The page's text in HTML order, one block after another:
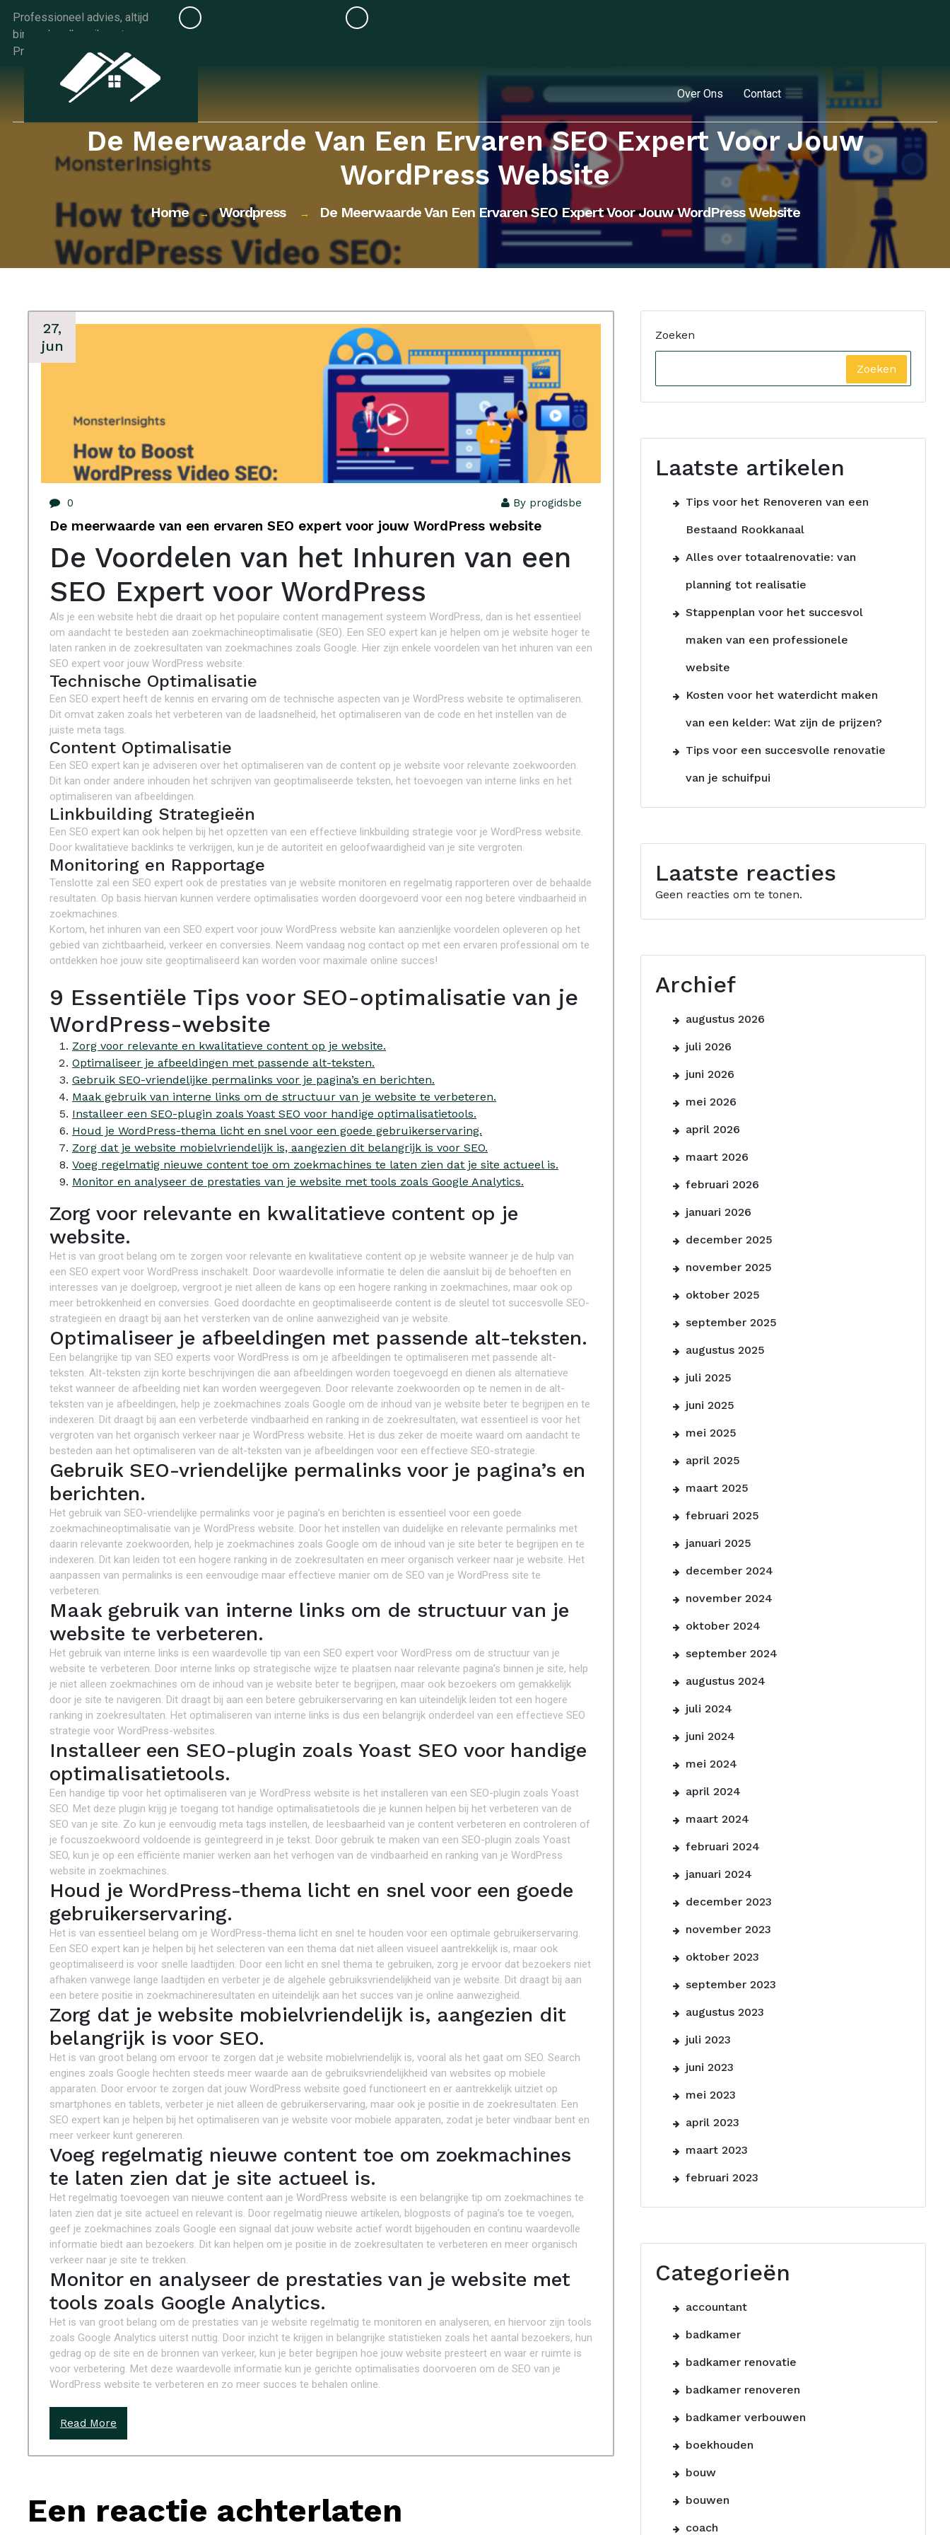
content
Professioneel advies, altijd
binnen handbereik met
Progids.be
Over Ons Contact
De Meerwaarde Van Een Ervaren SEO Expert Voor Jouw
WordPress Website
Home → Wordpress → De Meerwaarde Van Een Ervaren SEO Expert Voor Jouw WordPress Website
27,
jun
0 By progidsbe
De meerwaarde van een ervaren SEO expert voor jouw WordPress website
De Voordelen van het Inhuren van een
SEO Expert voor WordPress
Als je een website hebt die draait op het populaire content management systeem WordPress, dan is het essentieel
om aandacht te besteden aan zoekmachineoptimalisatie (SEO). Een SEO expert kan je helpen om je website hoger te
laten ranken in de zoekresultaten van zoekmachines zoals Google. Hier zijn enkele voordelen van het inhuren van een
SEO expert voor jouw WordPress website:
Technische Optimalisatie
Een SEO expert heeft de kennis en ervaring om de technische aspecten van je WordPress website te optimaliseren.
Dit omvat zaken zoals het verbeteren van de laadsnelheid, het optimaliseren van de code en het instellen van de
juiste meta tags.
Content Optimalisatie
Een SEO expert kan je adviseren over het optimaliseren van de content op je website voor relevante zoekwoorden.
Dit kan onder andere inhouden het schrijven van geoptimaliseerde teksten, het toevoegen van interne links en het
optimaliseren van afbeeldingen.
Linkbuilding Strategieën
Een SEO expert kan ook helpen bij het opzetten van een effectieve linkbuilding strategie voor je WordPress website.
Door kwalitatieve backlinks te verkrijgen, kun je de autoriteit en geloofwaardigheid van je site vergroten.
Monitoring en Rapportage
Tenslotte zal een SEO expert ook de prestaties van je website monitoren en regelmatig rapporteren over de behaalde
resultaten. Op basis hiervan kunnen verdere optimalisaties worden doorgevoerd voor een nog betere vindbaarheid in
zoekmachines.
Kortom, het inhuren van een SEO expert voor jouw WordPress website kan aanzienlijke voordelen opleveren op het
gebied van zichtbaarheid, verkeer en conversies. Neem vandaag nog contact op met een ervaren professional om te
ontdekken hoe jouw site geoptimaliseerd kan worden voor maximale online succes!
9 Essentiële Tips voor SEO-optimalisatie van je
WordPress-website
Zorg voor relevante en kwalitatieve content op je website.
Optimaliseer je afbeeldingen met passende alt-teksten.
Gebruik SEO-vriendelijke permalinks voor je pagina’s en berichten.
Maak gebruik van interne links om de structuur van je website te verbeteren.
Installeer een SEO-plugin zoals Yoast SEO voor handige optimalisatietools.
Houd je WordPress-thema licht en snel voor een goede gebruikerservaring.
Zorg dat je website mobielvriendelijk is, aangezien dit belangrijk is voor SEO.
Voeg regelmatig nieuwe content toe om zoekmachines te laten zien dat je site actueel is.
Monitor en analyseer de prestaties van je website met tools zoals Google Analytics.
Zorg voor relevante en kwalitatieve content op je
website.
Het is van groot belang om te zorgen voor relevante en kwalitatieve content op je website wanneer je de hulp van
een SEO expert voor WordPress inschakelt. Door waardevolle informatie te delen die aansluit bij de behoeften en
interesses van je doelgroep, vergroot je niet alleen de kans op een hogere ranking in zoekmachines, maar ook op
meer betrokkenheid en conversies. Goed doordachte en geoptimaliseerde content is de sleutel tot succesvolle SEO-
strategieën en draagt bij aan het versterken van de online aanwezigheid van je website.
Optimaliseer je afbeeldingen met passende alt-teksten.
Een belangrijke tip van SEO experts voor WordPress is om je afbeeldingen te optimaliseren met passende alt-
teksten. Alt-teksten zijn korte beschrijvingen die aan afbeeldingen worden toegevoegd en dienen als alternatieve
tekst wanneer de afbeelding niet kan worden weergegeven. Door relevante zoekwoorden op te nemen in de alt-
teksten van je afbeeldingen, help je zoekmachines zoals Google om de inhoud van je website beter te begrijpen en te
indexeren. Dit draagt bij aan een verbeterde vindbaarheid en ranking in de zoekresultaten, wat essentieel is voor het
vergroten van het organisch verkeer naar je WordPress website. Het is dus zeker de moeite waard om aandacht te
besteden aan het optimaliseren van de alt-teksten van je afbeeldingen voor een effectieve SEO-strategie.
Gebruik SEO-vriendelijke permalinks voor je pagina’s en
berichten.
Het gebruik van SEO-vriendelijke permalinks voor je pagina’s en berichten is essentieel voor een goede
zoekmachineoptimalisatie van je WordPress website. Door het instellen van duidelijke en relevante permalinks met
daarin relevante zoekwoorden, help je zoekmachines zoals Google om de inhoud van je site beter te begrijpen en te
indexeren. Dit kan leiden tot een hogere ranking in de zoekresultaten en meer organisch verkeer naar je website. Het
aanpassen van permalinks is een eenvoudige maar effectieve manier om de SEO van je WordPress site te
verbeteren.
Maak gebruik van interne links om de structuur van je
website te verbeteren.
Het gebruik van interne links is een waardevolle tip van een SEO expert voor WordPress om de structuur van je
website te verbeteren. Door interne links op strategische wijze te plaatsen naar relevante pagina’s binnen je site, help
je niet alleen zoekmachines om de inhoud van je website beter te begrijpen, maar ook bezoekers om gemakkelijk
door je site te navigeren. Dit draagt bij aan een betere gebruikerservaring en kan uiteindelijk leiden tot een hogere
ranking in zoekresultaten. Het optimaliseren van interne links is dus een belangrijk onderdeel van een effectieve SEO
strategie voor WordPress-websites.
Installeer een SEO-plugin zoals Yoast SEO voor handige
optimalisatietools.
Een handige tip voor het optimaliseren van je WordPress website is het installeren van een SEO-plugin zoals Yoast
SEO. Met deze plugin krijg je toegang tot handige optimalisatietools die je kunnen helpen bij het verbeteren van de
SEO van je site. Zo kun je eenvoudig meta tags instellen, de leesbaarheid van je content verbeteren en controleren of
je focuszoekwoord voldoende is geïntegreerd in je tekst. Door gebruik te maken van een SEO-plugin zoals Yoast
SEO, kun je op een efficiënte manier werken aan het verhogen van de vindbaarheid en ranking van je WordPress
website in zoekmachines.
Houd je WordPress-thema licht en snel voor een goede
gebruikerservaring.
Het is van essentieel belang om je WordPress-thema licht en snel te houden voor een optimale gebruikerservaring.
Een SEO expert kan je helpen bij het selecteren van een thema dat niet alleen visueel aantrekkelijk is, maar ook
geoptimaliseerd is voor snelle laadtijden. Door een licht en snel thema te gebruiken, zorg je ervoor dat bezoekers niet
afhaken vanwege lange laadtijden en verbeter je de algehele gebruiksvriendelijkheid van je website. Dit draagt bij aan
een betere positie in zoekmachineresultaten en uiteindelijk aan het succes van je online aanwezigheid.
Zorg dat je website mobielvriendelijk is, aangezien dit
belangrijk is voor SEO.
Het is van groot belang om ervoor te zorgen dat je website mobielvriendelijk is, vooral als het gaat om SEO. Search
engines zoals Google hechten steeds meer waarde aan de gebruiksvriendelijkheid van websites op mobiele
apparaten. Door ervoor te zorgen dat jouw WordPress website goed functioneert en er aantrekkelijk uitziet op
smartphones en tablets, verbeter je niet alleen de gebruikerservaring, maar ook je positie in de zoekresultaten. Een
SEO expert kan je helpen bij het optimaliseren van je website voor mobiele apparaten, zodat je beter vindbaar bent en
meer verkeer kunt genereren.
Voeg regelmatig nieuwe content toe om zoekmachines
te laten zien dat je site actueel is.
Het regelmatig toevoegen van nieuwe content aan je WordPress website is een belangrijke tip om zoekmachines te
laten zien dat je site actueel en relevant is. Door regelmatig nieuwe artikelen, blogposts of pagina’s toe te voegen,
geef je zoekmachines zoals Google een signaal dat jouw website actief wordt bijgehouden en continu waardevolle
informatie biedt aan bezoekers. Dit kan helpen om je positie in de zoekresultaten te verbeteren en meer organisch
verkeer naar je site te trekken.
Monitor en analyseer de prestaties van je website met
tools zoals Google Analytics.
Het is van groot belang om de prestaties van je website regelmatig te monitoren en analyseren, en hiervoor zijn tools
zoals Google Analytics uiterst nuttig. Door inzicht te krijgen in belangrijke statistieken zoals het aantal bezoekers, hun
gedrag op de site en de bronnen van verkeer, kun je beter begrijpen hoe jouw website presteert en waar er ruimte is
voor verbetering. Met deze waardevolle informatie kun je gerichte optimalisaties doorvoeren om de SEO van je
WordPress website te verbeteren en zo meer succes te behalen online.
Read More
Een reactie achterlaten
Zoeken
Zoeken
Laatste artikelen
Tips voor het Renoveren van een
Bestaand Rookkanaal
Alles over totaalrenovatie: van
planning tot realisatie
Stappenplan voor het succesvol
maken van een professionele
website
Kosten voor het waterdicht maken
van een kelder: Wat zijn de prijzen?
Tips voor een succesvolle renovatie
van je schuifpui
Laatste reacties
Geen reacties om te tonen.
Archief
augustus 2026
juli 2026
juni 2026
mei 2026
april 2026
maart 2026
februari 2026
januari 2026
december 2025
november 2025
oktober 2025
september 2025
augustus 2025
juli 2025
juni 2025
mei 2025
april 2025
maart 2025
februari 2025
januari 2025
december 2024
november 2024
oktober 2024
september 2024
augustus 2024
juli 2024
juni 2024
mei 2024
april 2024
maart 2024
februari 2024
januari 2024
december 2023
november 2023
oktober 2023
september 2023
augustus 2023
juli 2023
juni 2023
mei 2023
april 2023
maart 2023
februari 2023
Categorieën
accountant
badkamer
badkamer renovatie
badkamer renoveren
badkamer verbouwen
boekhouden
bouw
bouwen
coach